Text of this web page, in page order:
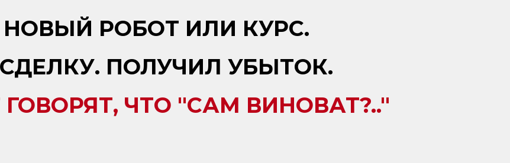
РОБОТ ИЛИ КУРС.
ПОЛУЧИЛ УБЫТОК.
ЧТО "САМ ВИНОВАТ?.."